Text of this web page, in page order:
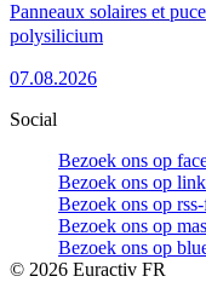
Panneaux solaires et
polysilicium
07.08.2026
Social
Bezoek ons op
Bezoek ons op
Bezoek ons op
Bezoek ons op
Bezoek ons op
© 2026 Euractiv FR